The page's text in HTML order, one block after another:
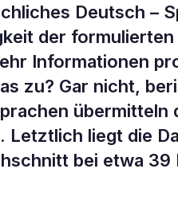
-
Deutsch –
der
Informationen
zu? Gar nicht,
übermitteln
Letztlich liegt die
bei etwa 39